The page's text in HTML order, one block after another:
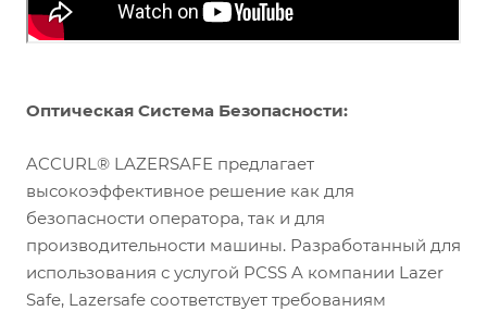
Оптическая Система Безопасности:
ACCURL® LAZERSAFE предлагает
высокоэффективное решение как для
безопасности оператора, так и для
производительности машины. Разработанный для
использования с услугой PCSS A компании Lazer
Safe, Lazersafe соответствует требованиям